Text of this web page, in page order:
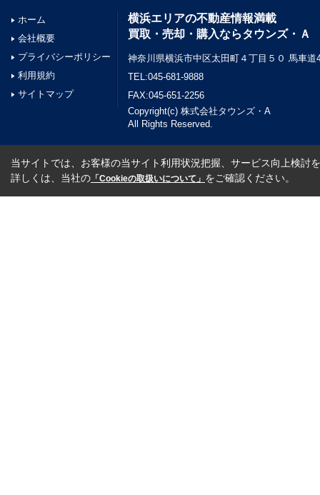
ホーム
会社概要
プライバシーポリシー
利用規約
サイトマップ
横浜エリアの不動産情報満載
買取・売却・購入ならタウンズ・Ａ
神奈川県横浜市中区太田町４丁目５０ 馬車道
TEL:045-681-9888
FAX:045-651-2256
Copyright(c) 株式会社タウンズ・A
All Rights Reserved.
当サイトでは、お客様の当サイト利用状況把握、サービス向上検討
詳しくは、当社の 「Cookieの取扱いについて」 をご確認ください。